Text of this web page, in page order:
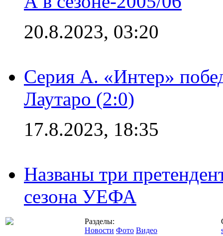
20.8.2023, 03:20
Серия А. «Интер»
Лаутаро (2:0)
17.8.2023, 18:35
Названы три
сезона УЕФА
Разделы:
Новости Фото Видео